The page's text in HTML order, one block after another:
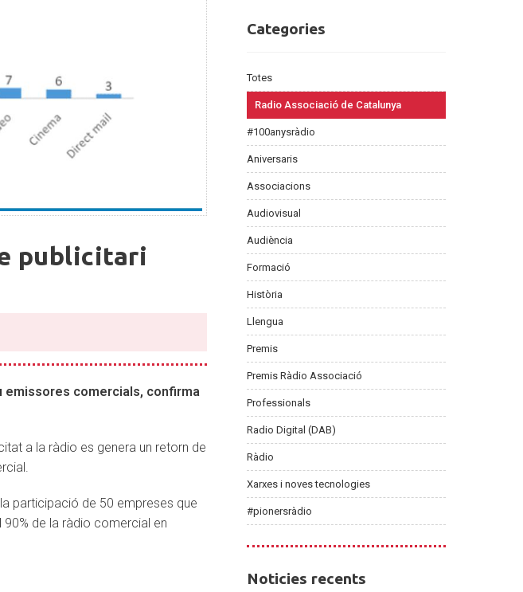
publicitari
emissores comercials, confirma
a la ràdio es genera un retorn de
participació de 50 empreses que
de la ràdio comercial en
Categories
Categories
Totes
Radio Associació de Catalunya
#100anysràdio
Aniversaris
Associacions
Audiovisual
Audiència
Formació
Història
Llengua
Premis
Premis Ràdio Associació
Professionals
Radio Digital (DAB)
Ràdio
Xarxes i noves tecnologies
#pionersràdio
Noticies
Noticies recents